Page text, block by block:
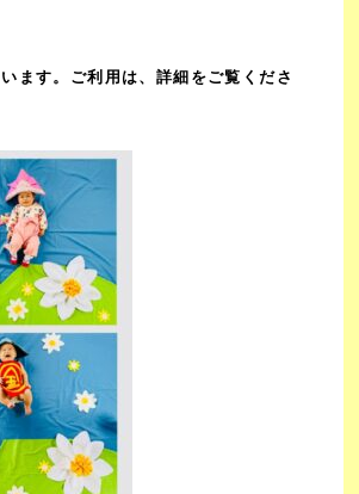
ます。ご利用は、詳細をご覧くださ